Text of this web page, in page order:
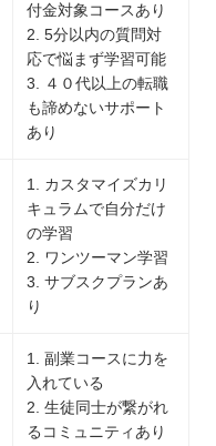
付金対象コースあり
2. 5分以内の質問対
応で悩まず学習可能
3. ４０代以上の転職
も諦めないサポート
あり
1. カスタマイズカリ
キュラムで自分だけ
の学習
2. ワンツーマン学習
3. サブスクプランあ
り
1. 副業コースに力を
入れている
2. 生徒同士が繋がれ
るコミュニティあり